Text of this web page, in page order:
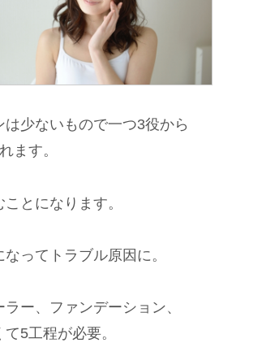
少ないもので一つ3役から
ます。
とになります。
ってトラブル原因に。
ー、ファンデーション、
5工程が必要。